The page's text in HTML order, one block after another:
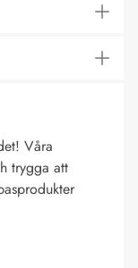
Våra
trygga att